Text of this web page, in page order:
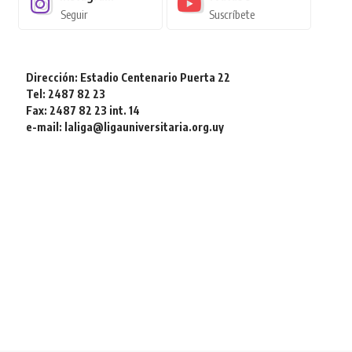
Seguir Suscríbete
Dirección: Estadio Centenario Puerta 22
Tel: 2487 82 23
Fax: 2487 82 23 int. 14
e-mail: laliga@ligauniversitaria.org.uy